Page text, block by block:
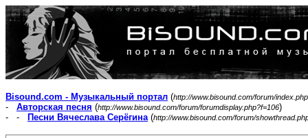
Bisound.com - Музыкальный портал (http://www.bisound.com/forum/index.php
- Авторская песня (http://www.bisound.com/forum/forumdisplay.php?f=106)
- -
Песни Вячеслава Серёгина(http://www.bisound.com/forum/